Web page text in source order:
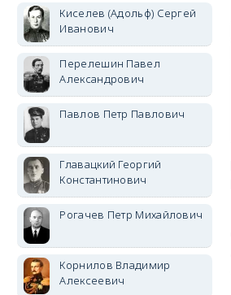
Киселев (Адольф) Сергей
Иванович
Перелешин Павел
Александрович
Павлов Петр Павлович
Главацкий Георгий
Константинович
Рогачев Петр Михайлович
Корнилов Владимир
Алексеевич